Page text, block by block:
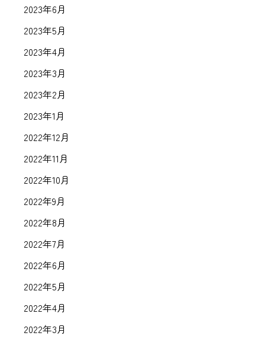
2023年6月
2023年5月
2023年4月
2023年3月
2023年2月
2023年1月
2022年12月
2022年11月
2022年10月
2022年9月
2022年8月
2022年7月
2022年6月
2022年5月
2022年4月
2022年3月